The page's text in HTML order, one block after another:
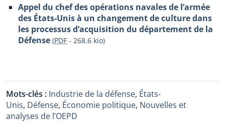
Appel du chef des opérations navales de l’armée
des États-Unis à un changement de culture dans
les processus d’acquisition du département de la
Défense (PDF - 268.6 kio)
Mots-clés : Industrie de la défense, États-
Unis, Défense, Économie politique, Nouvelles et
analyses de l’OEPD